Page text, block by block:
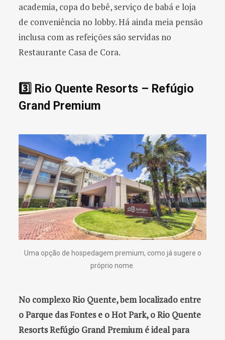
academia, copa do bebê, serviço de babá e loja
de conveniência no lobby. Há ainda meia pensão
inclusa com as refeições são servidas no
Restaurante Casa de Cora.
3️⃣ Rio Quente Resorts – Refúgio
Grand Premium
Uma opção de hospedagem premium, como já sugere o
próprio nome.
No complexo Rio Quente, bem localizado entre
o Parque das Fontes e o Hot Park, o Rio Quente
Resorts Refúgio Grand Premium é ideal para